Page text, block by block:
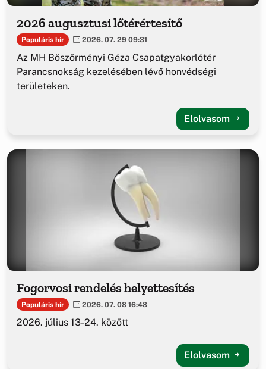
2026 augusztusi lőtérértesítő
Populáris hír 2026. 07. 29 09:31
Az MH Böszörményi Géza Csapatgyakorlótér
Parancsnokság kezelésében lévő honvédségi
területeken.
Elolvasom
Fogorvosi rendelés helyettesítés
Populáris hír 2026. 07. 08 16:48
2026. július 13-24. között
Elolvasom